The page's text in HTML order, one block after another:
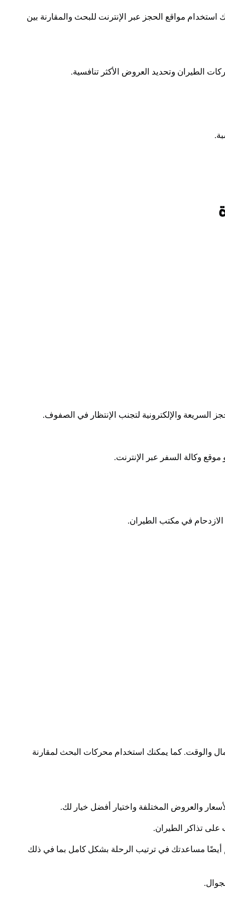
مواقع الحجز عبر الإنترنت للبحث والمقارنة بين
والإلكترونية لتجنب الإنتظار في الصفوف.
والوقت. كما يمكنك استخدام محركات البحث لمقارنة
أيضًا مساعدتك في ترتيب الرحلة بشكل كامل بما في ذلك